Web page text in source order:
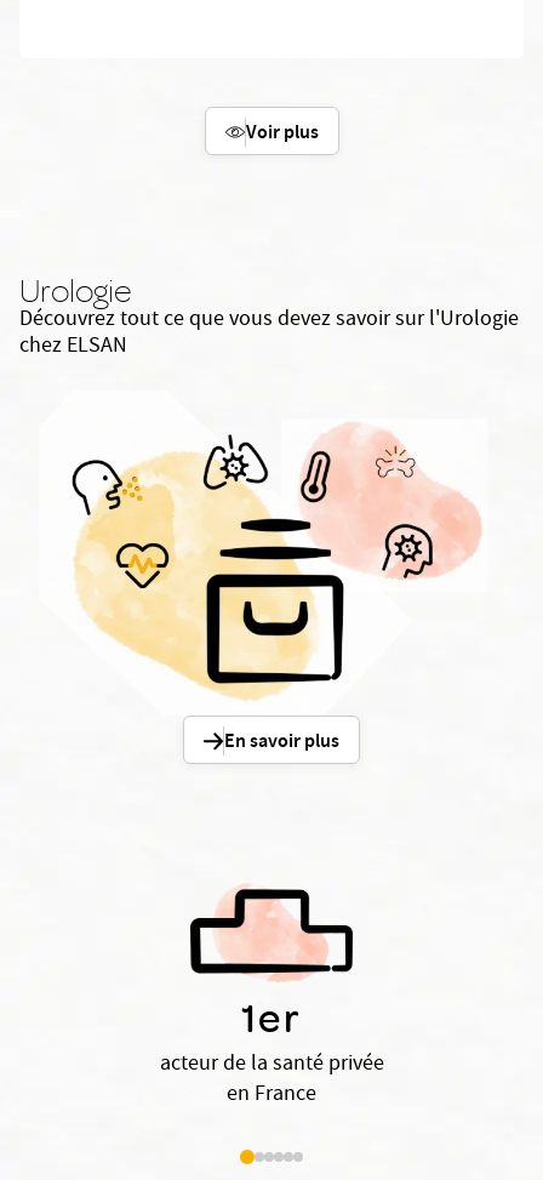
Voir plus
Urologie
Découvrez tout ce que vous devez savoir sur l'Urologie
chez ELSAN
En savoir plus
1er
acteur de la santé privée
en France